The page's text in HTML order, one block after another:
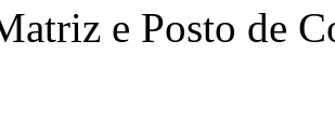
e Posto de